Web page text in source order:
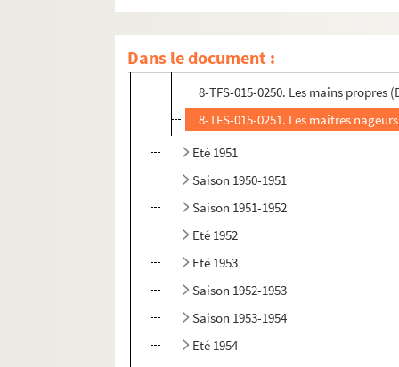
Dans le document :
8-TFS-015-0247. Désiré (Guitry)
8-TFS-015-0248. La galette des rois
8-TFS-015-0249. George et
8-TFS-015-0250. Les mains propres
8-TFS-015-0251. Les maîtres
Eté 1951
Saison 1950-1951
Saison 1951-1952
Eté 1952
Eté 1953
Saison 1952-1953
Saison 1953-1954
Eté 1954